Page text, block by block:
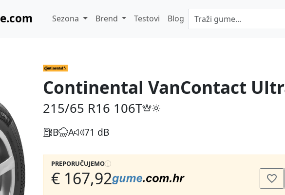
Sezona Brend Testovi Blog
Continental VanContact
215/65 R16 106T
B A 71 dB
PREPORUČUJEMO
€ 167,92